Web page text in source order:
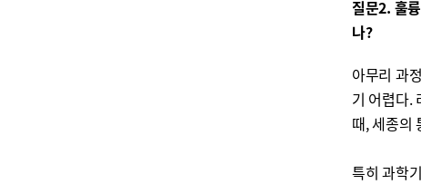
질문2. 훌
나?
아무리 과
기 어렵다.
때, 세종의
특히 과학